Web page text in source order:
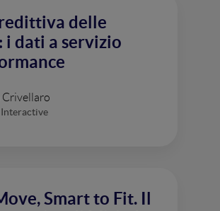
delle
dati a servizio
Crivellaro
Smart to Fit. Il